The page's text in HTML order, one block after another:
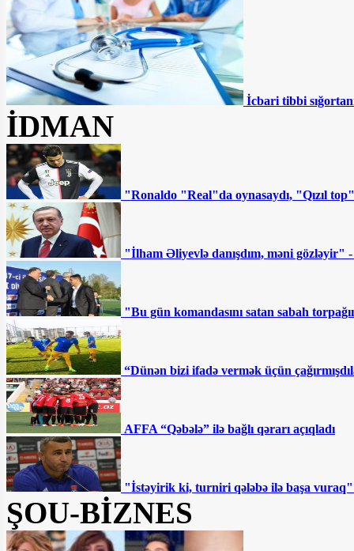
MSK Zahir Əzəmətin
şikayətini təmin etmədi – Namizəd
Apelyasiya Məhkəməsinə şikayət edəcək
“Müştərilər vəsaitlərinin
batmasından qorxurlar” - Fazil
Məmmədovun bankında nələr baş verir?
DYP-nin ləğvi tələb olunur:
Ya da sistem kökündən dəyişsin
Ermənistanın sabiq “baş
çekistinin” ölümü: Paşinyan hədəfə alınıb
- ŞƏRH
“Sovetski”də 8 milyona
torpaq satılır - Fotofakt
Deputatlığa namizəd
İmamveridi İsmayılovla bağlı ŞOK
MƏLUMATLAR YAYILDI
Ən qızğın mübarizə bu
dairələrdə gedəcək — SİYAHI
"Hər kəs ulduz ola bilməz"
SON DƏQİQƏ: Gəncədə
silahlı şəxslərlə polis arasında atışma:
İcbari tibbi
İDMAN
"Ronaldo "Real"da oynasaydı, "Qızıl
"İlham Əliyevlə danışdım, məni
"Bu gün komandasını satan sabah
“Dünən bizi ifadə vermək üçün
AFFA “Qəbələ” ilə bağlı qərarı açıqladı
"İstəyirik ki, turniri qələbə ilə başa
ŞOU-BİZNES